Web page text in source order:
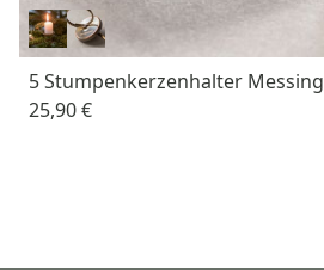
5 Stumpenkerzenhalter Messing
25,90 €